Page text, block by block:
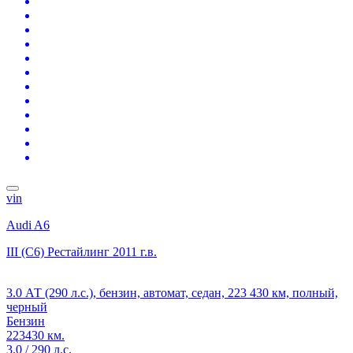
vin
Audi A6
III (C6) Рестайлинг 2011 г.в.
3.0 АТ (290 л.с.), бензин, автомат, седан, 223 430 км, полный,
черный
Бензин
223430 км.
3.0 / 290 л.с.